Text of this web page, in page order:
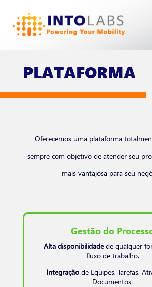
PLATAFORMA
Oferecemos uma plataforma
sempre com objetivo de atender seu
mais vantajosa para seu
Gestão do
Alta disponibilidadede qualquer
fluxo de trabalho.
Integraçãode Equipes, Tarefas,
Documentos.